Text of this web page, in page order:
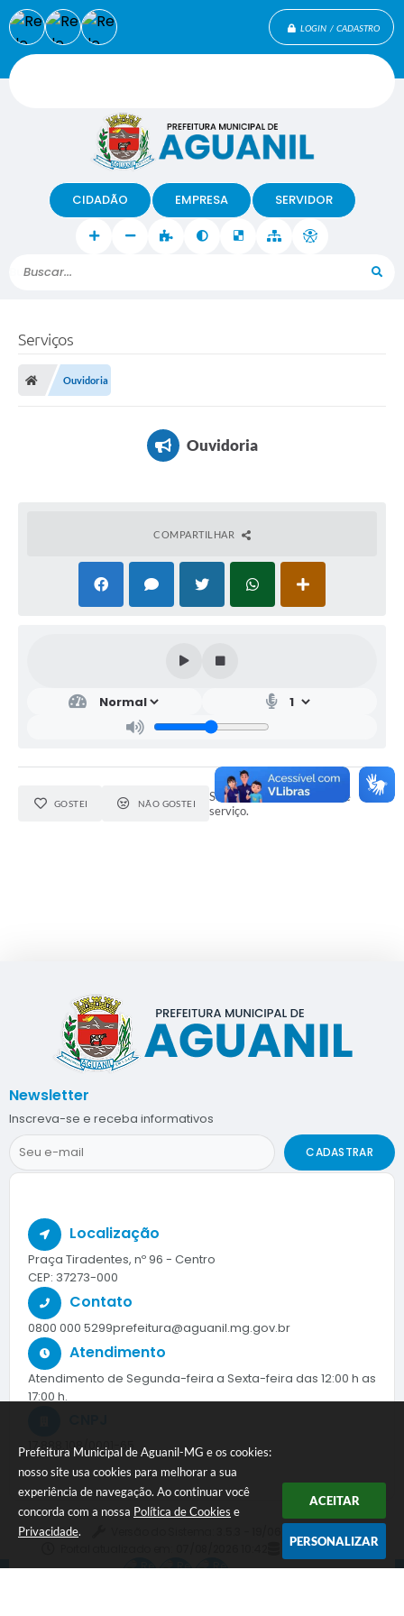
Prefeitura Municipal de Aguanil-MG e os cookies:
nosso site usa cookies para melhorar a sua
experiência de navegação. Ao continuar você
concorda com a nossa Política de Cookies e
Privacidade.
ACEITAR
PERSONALIZAR
LOGIN / CADASTRO
Buscar...
CIDADÃO EMPRESA SERVIDOR
Serviços
Ouvidoria
Ouvidoria
COMPARTILHAR
GOSTEI NÃO GOSTEI
Seja o primeiro a curtir este
serviço.
Localização
Praça Tiradentes, nº 96 - Centro
CEP: 37273-000
Contato
0800 000 5299prefeitura@aguanil.mg.gov.br
Atendimento
Atendimento de Segunda-feira a Sexta-feira das 12:00 h as
17:00 h.
17.888.108/0001-65
Newsletter
Inscreva-se e receba informativos
CADASTRAR
Dados Abertos